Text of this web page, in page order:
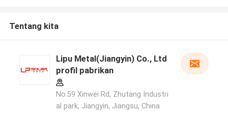
Tentang kita
Lipu Metal(Jiangyin) Co., Ltd
profil pabrikan
No.59 Xinwei Rd, Zhutang Industri
al park, Jiangyin, Jiangsu, China